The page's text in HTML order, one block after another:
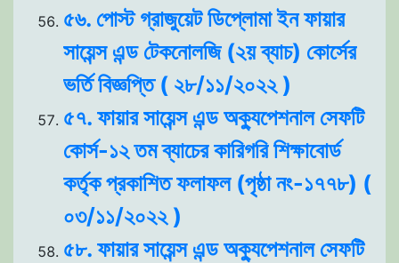
৫৬. পোস্ট গ্রাজুয়েট ডিপ্লোমা ইন ফায়ার
সায়েন্স এন্ড টেকনোলজি (২য় ব্যাচ) কোর্সের
ভর্তি বিজ্ঞপ্তি ( ২৮/১১/২০২২ )
৫৭. ফায়ার সায়েন্স এন্ড অক্যুপেশনাল সেফটি
কোর্স-১২ তম ব্যাচের কারিগরি শিক্ষাবোর্ড
কর্তৃক প্রকাশিত ফলাফল (পৃষ্ঠা নং-১৭৭৮) (
০৩/১১/২০২২ )
৫৮. ফায়ার সায়েন্স এন্ড অক্যুপেশনাল সেফটি